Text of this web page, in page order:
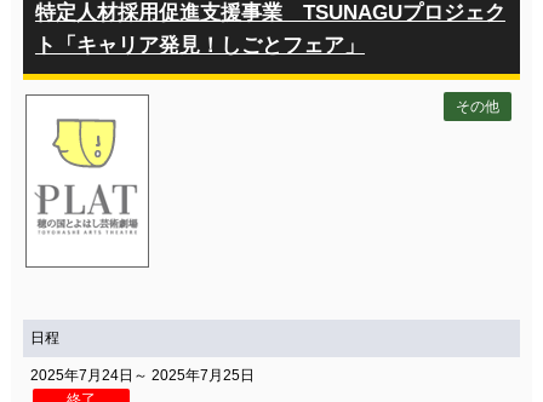
特定人材採用促進支援事業 TSUNAGUプロジェク
ト「キャリア発見！しごとフェア」
その他
日程
2025年7月24日～ 2025年7月25日